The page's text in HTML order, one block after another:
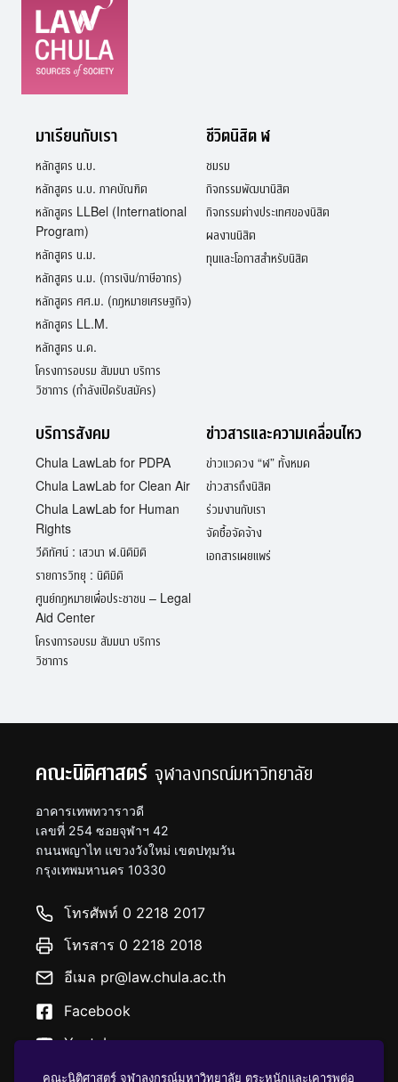
มาเรียนกับเรา
หลักสูตร น.บ.
หลักสูตร น.บ. ภาคบัณฑิต
หลักสูตร LLBel (International
Program)
หลักสูตร น.ม.
หลักสูตร น.ม. (การเงิน/ภาษีอากร)
หลักสูตร ศศ.ม. (กฎหมายเศรษฐกิจ)
หลักสูตร LL.M.
หลักสูตร น.ด.
โครงการอบรม สัมมนา บริการ
วิชาการ (กำลังเปิดรับสมัคร)
ชีวิตนิสิต ฬ
ชมรม
กิจกรรมพัฒนานิสิต
กิจกรรมต่างประเทศของนิสิต
ผลงานนิสิต
ทุนและโอกาสสำหรับนิสิต
บริการสังคม
Chula LawLab for PDPA
Chula LawLab for Clean Air
Chula LawLab for Human
Rights
วีดิทัศน์ : เสวนา ฬ.นิติมิติ
รายการวิทยุ : นิติมิติ
ศูนย์กฎหมายเพื่อประชาชน – Legal
Aid Center
โครงการอบรม สัมมนา บริการ
วิชาการ
ข่าวสารและความเคลื่อนไหว
ข่าวแวดวง “ฬ” ทั้งหมด
ข่าวสารถึงนิสิต
ร่วมงานกับเรา
จัดซื้อจัดจ้าง
เอกสารเผยแพร่
คณะนิติศาสตร์ จุฬาลงกรณ์มหาวิทยาลัย
อาคารเทพทวาราวดี
เลขที่ 254 ซอยจุฬาฯ 42
ถนนพญาไท แขวงวังใหม่ เขตปทุมวัน
กรุงเทพมหานคร 10330
โทรศัพท์ 0 2218 2017
โทรสาร 0 2218 2018
อีเมล pr@law.chula.ac.th
Facebook
Youtube
คณะนิติศาสตร์ จุฬาลงกรณ์มหาวิทยาลัย ตระหนักและเคารพต่อ